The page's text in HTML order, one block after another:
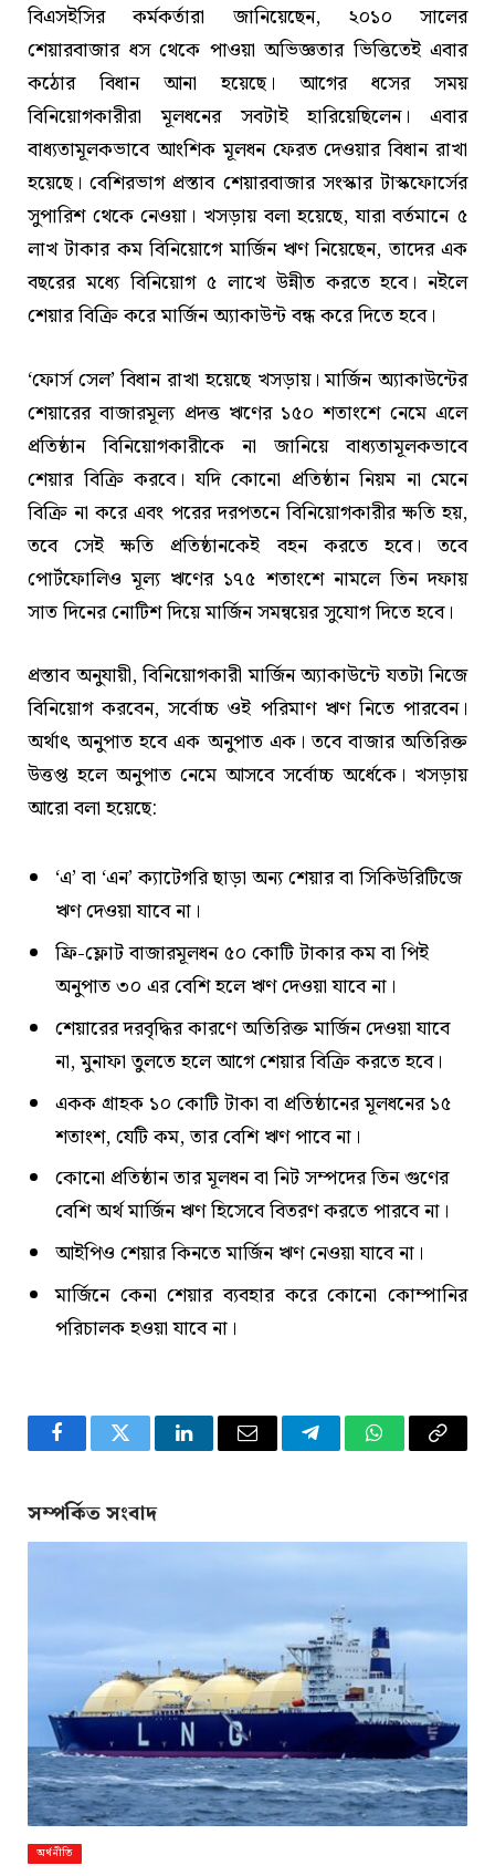
বিএসইসির কর্মকর্তারা জানিয়েছেন, ২০১০ সালের
শেয়ারবাজার ধস থেকে পাওয়া অভিজ্ঞতার ভিত্তিতেই এবার
কঠোর বিধান আনা হয়েছে। আগের ধসের সময়
বিনিয়োগকারীরা মূলধনের সবটাই হারিয়েছিলেন। এবার
বাধ্যতামূলকভাবে আংশিক মূলধন ফেরত দেওয়ার বিধান রাখা
হয়েছে। বেশিরভাগ প্রস্তাব শেয়ারবাজার সংস্কার টাস্কফোর্সের
সুপারিশ থেকে নেওয়া। খসড়ায় বলা হয়েছে, যারা বর্তমানে ৫
লাখ টাকার কম বিনিয়োগে মার্জিন ঋণ নিয়েছেন, তাদের এক
বছরের মধ্যে বিনিয়োগ ৫ লাখে উন্নীত করতে হবে। নইলে
শেয়ার বিক্রি করে মার্জিন অ্যাকাউন্ট বন্ধ করে দিতে হবে।
‘ফোর্স সেল’ বিধান রাখা হয়েছে খসড়ায়। মার্জিন অ্যাকাউন্টের
শেয়ারের বাজারমূল্য প্রদত্ত ঋণের ১৫০ শতাংশে নেমে এলে
প্রতিষ্ঠান বিনিয়োগকারীকে না জানিয়ে বাধ্যতামূলকভাবে
শেয়ার বিক্রি করবে। যদি কোনো প্রতিষ্ঠান নিয়ম না মেনে
বিক্রি না করে এবং পরের দরপতনে বিনিয়োগকারীর ক্ষতি হয়,
তবে সেই ক্ষতি প্রতিষ্ঠানকেই বহন করতে হবে। তবে
পোর্টফোলিও মূল্য ঋণের ১৭৫ শতাংশে নামলে তিন দফায়
সাত দিনের নোটিশ দিয়ে মার্জিন সমন্বয়ের সুযোগ দিতে হবে।
প্রস্তাব অনুযায়ী, বিনিয়োগকারী মার্জিন অ্যাকাউন্টে যতটা নিজে
বিনিয়োগ করবেন, সর্বোচ্চ ওই পরিমাণ ঋণ নিতে পারবেন।
অর্থাৎ অনুপাত হবে এক অনুপাত এক। তবে বাজার অতিরিক্ত
উত্তপ্ত হলে অনুপাত নেমে আসবে সর্বোচ্চ অর্ধেকে। খসড়ায়
আরো বলা হয়েছে:
‘এ’ বা ‘এন’ ক্যাটেগরি ছাড়া অন্য শেয়ার বা সিকিউরিটিজে
ঋণ দেওয়া যাবে না।
ফ্রি-ফ্লোট বাজারমূলধন ৫০ কোটি টাকার কম বা পিই
অনুপাত ৩০ এর বেশি হলে ঋণ দেওয়া যাবে না।
শেয়ারের দরবৃদ্ধির কারণে অতিরিক্ত মার্জিন দেওয়া যাবে
না, মুনাফা তুলতে হলে আগে শেয়ার বিক্রি করতে হবে।
একক গ্রাহক ১০ কোটি টাকা বা প্রতিষ্ঠানের মূলধনের ১৫
শতাংশ, যেটি কম, তার বেশি ঋণ পাবে না।
কোনো প্রতিষ্ঠান তার মূলধন বা নিট সম্পদের তিন গুণের
বেশি অর্থ মার্জিন ঋণ হিসেবে বিতরণ করতে পারবে না।
আইপিও শেয়ার কিনতে মার্জিন ঋণ নেওয়া যাবে না।
মার্জিনে কেনা শেয়ার ব্যবহার করে কোনো কোম্পানির
পরিচালক হওয়া যাবে না।
FacebookTwitter LinkedInEmail TelegramWhatsApp
Copy
সম্পর্কিত সংবাদ
অর্থনীতি